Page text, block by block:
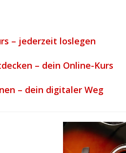
– jederzeit loslegen
– dein Online-Kurs
– dein digitaler Weg